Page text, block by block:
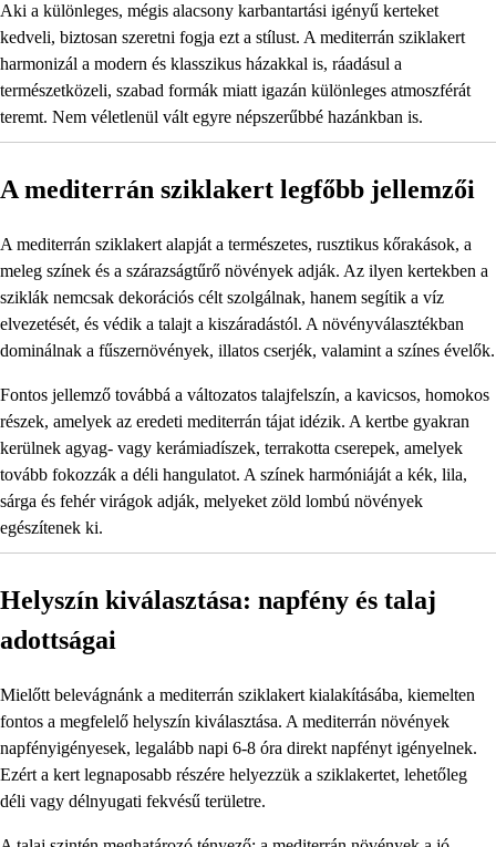
Aki a különleges, mégis alacsony karbantartási igényű kerteket
kedveli, biztosan szeretni fogja ezt a stílust. A mediterrán sziklakert
harmonizál a modern és klasszikus házakkal is, ráadásul a
természetközeli, szabad formák miatt igazán különleges atmoszférát
teremt. Nem véletlenül vált egyre népszerűbbé hazánkban is.
A mediterrán sziklakert legfőbb jellemzői
A mediterrán sziklakert alapját a természetes, rusztikus kőrakások, a
meleg színek és a szárazságtűrő növények adják. Az ilyen kertekben a
sziklák nemcsak dekorációs célt szolgálnak, hanem segítik a víz
elvezetését, és védik a talajt a kiszáradástól. A növényválasztékban
dominálnak a fűszernövények, illatos cserjék, valamint a színes évelők.
Fontos jellemző továbbá a változatos talajfelszín, a kavicsos, homokos
részek, amelyek az eredeti mediterrán tájat idézik. A kertbe gyakran
kerülnek agyag- vagy kerámiadíszek, terrakotta cserepek, amelyek
tovább fokozzák a déli hangulatot. A színek harmóniáját a kék, lila,
sárga és fehér virágok adják, melyeket zöld lombú növények
egészítenek ki.
Helyszín kiválasztása: napfény és talaj
adottságai
Mielőtt belevágnánk a mediterrán sziklakert kialakításába, kiemelten
fontos a megfelelő helyszín kiválasztása. A mediterrán növények
napfényigényesek, legalább napi 6-8 óra direkt napfényt igényelnek.
Ezért a kert legnaposabb részére helyezzük a sziklakertet, lehetőleg
déli vagy délnyugati fekvésű területre.